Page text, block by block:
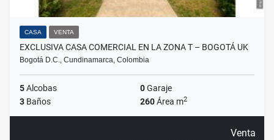
CASA VENTA
EXCLUSIVA CASA COMERCIAL EN LA ZONA T – BOGOTÁ UK
Bogotá D.C., Cundinamarca, Colombia
5Alcobas 0Garaje
3 Baños 260Área m2
Venta